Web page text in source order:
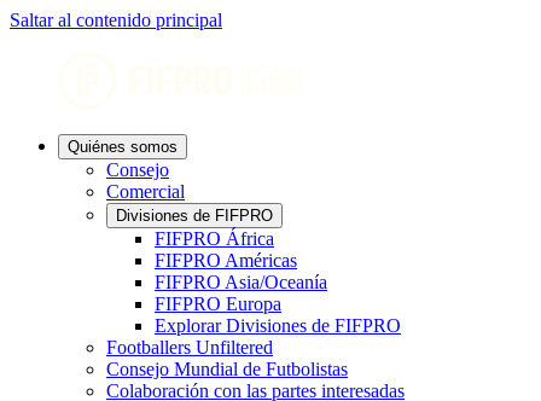
Saltar al contenido principal
Quiénes somos
Consejo
Comercial
Divisiones de FIFPRO
FIFPRO África
FIFPRO Américas
FIFPRO Asia/Oceanía
FIFPRO Europa
Explorar Divisiones de FIFPRO
Footballers Unfiltered
Consejo Mundial de Futbolistas
Colaboración con las partes interesadas